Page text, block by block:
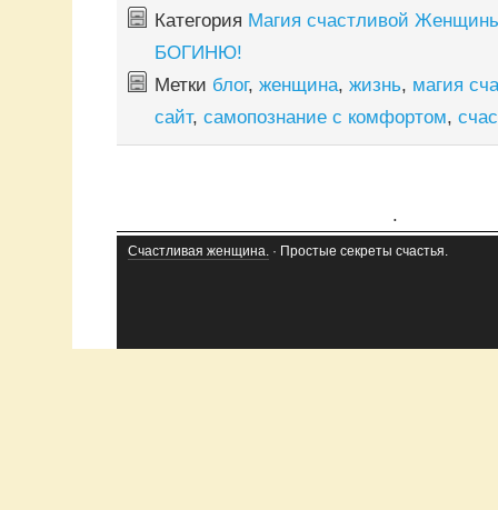
Категория Магия счастливой
БОГИНЮ!
Метки блог, женщина, жизнь, магия
сайт, самопознание с комфортом,
.
Счастливая женщина. · Простые секреты счастья.